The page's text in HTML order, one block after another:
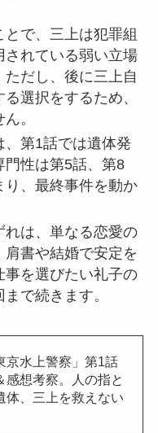
で、三上は犯罪組
れている弱い立場
だし、後に三上自
選択をするため、
。
第1話では遺体発
門性は第5話、第8
、最終事件を動か
れは、単なる恋愛の
書や結婚で安定を
を選びたい礼子の
で続きます。
京水上警察」第1話
感想考察。人の指と
体、三上を救えない